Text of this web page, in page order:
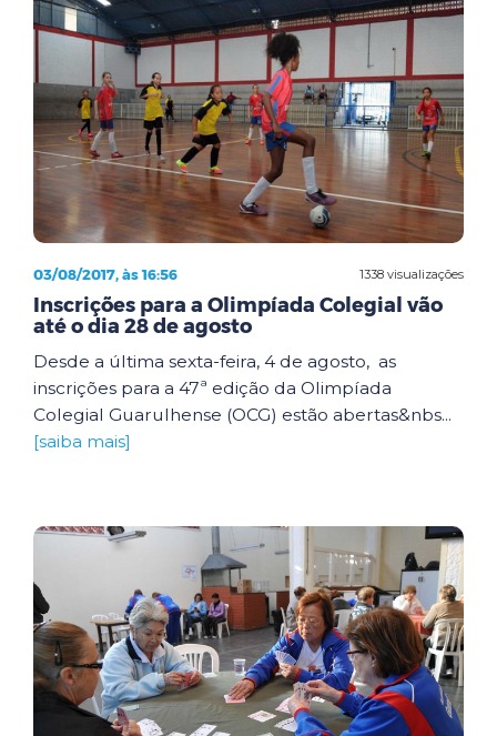
1338 visualizações
03/08/2017, às 16:56
Inscrições para a Olimpíada Colegial vão
até o dia 28 de agosto
Desde a última sexta-feira, 4 de agosto, as
inscrições para a 47ª edição da Olimpíada
Colegial Guarulhense (OCG) estão abertas&nbs...
[saiba mais]